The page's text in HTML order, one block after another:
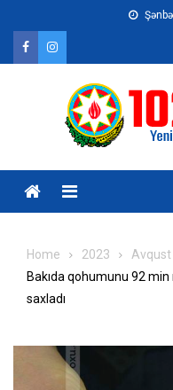
content
Home 2023
Avqust
Bakıda qohumunu 92 min
saxladı